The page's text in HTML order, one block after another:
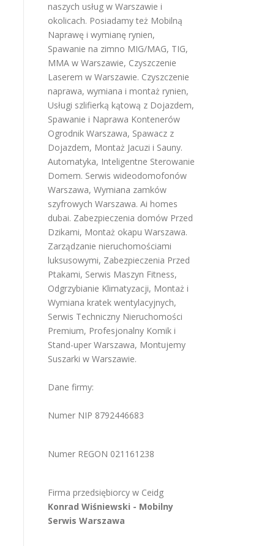
naszych usług w Warszawie i
okolicach. Posiadamy też Mobilną
Naprawę i wymianę rynien,
Spawanie na zimno MIG/MAG, TIG,
MMA w Warszawie, Czyszczenie
Laserem w Warszawie. Czyszczenie
naprawa, wymiana i montaż rynien,
Usługi szlifierką kątową z Dojazdem,
Spawanie i Naprawa Kontenerów
Ogrodnik Warszawa, Spawacz z
Dojazdem, Montaż Jacuzi i Sauny.
Automatyka, Inteligentne Sterowanie
Domem. Serwis wideodomofonów
Warszawa, Wymiana zamków
szyfrowych Warszawa. Ai homes
dubai. Zabezpieczenia domów Przed
Dzikami, Montaż okapu Warszawa.
Zarządzanie nieruchomościami
luksusowymi, Zabezpieczenia Przed
Ptakami, Serwis Maszyn Fitness,
Odgrzybianie Klimatyzacji, Montaż i
Wymiana kratek wentylacyjnych,
Serwis Techniczny Nieruchomości
Premium, Profesjonalny Komik i
Stand-uper Warszawa, Montujemy
Suszarki w Warszawie.
Dane firmy:
Numer NIP 8792446683
Numer REGON 021161238
Firma przedsiębiorcy w Ceidg
Konrad Wiśniewski - Mobilny
Serwis Warszawa